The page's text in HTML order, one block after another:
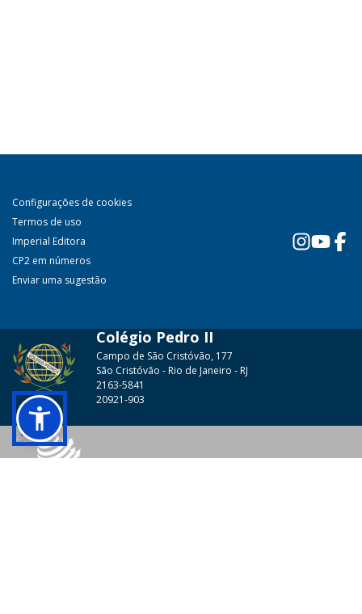
Configurações de cookies
Termos de uso
Imperial Editora
CP2 em números
Enviar uma sugestão
Colégio Pedro II
Campo de São Cristóvão, 177
São Cristóvão - Rio de Janeiro - RJ
2163-5841
20921-903